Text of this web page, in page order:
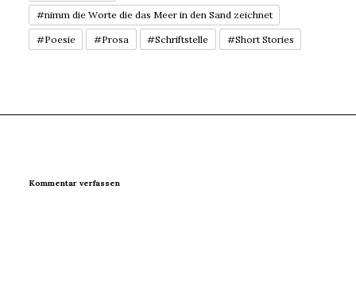
#nimm die Worte die das Meer in den Sand zeichnet
#Poesie #Prosa #Schriftstelle #Short Stories
Kommentar verfassen